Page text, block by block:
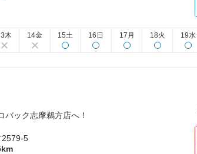
木 14金 15土 16日 17月 18火 19水
ック志摩鵜方店へ！
2579-5